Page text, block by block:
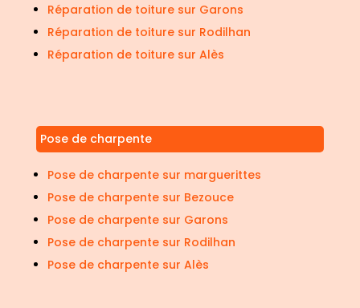
Réparation de toiture sur Garons
Réparation de toiture sur Rodilhan
Réparation de toiture sur Alès
Pose de charpente
Pose de charpente sur marguerittes
Pose de charpente sur Bezouce
Pose de charpente sur Garons
Pose de charpente sur Rodilhan
Pose de charpente sur Alès